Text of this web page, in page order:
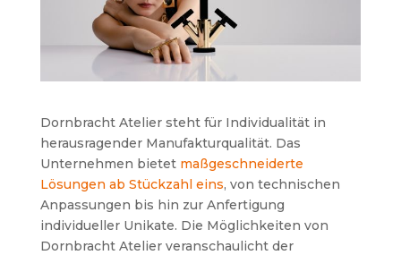
Dornbracht Atelier steht für Individualität in
herausragender Manufakturqualität. Das
Unternehmen bietet maßgeschneiderte
Lösungen ab Stückzahl eins, von technischen
Anpassungen bis hin zur Anfertigung
individueller Unikate. Die Möglichkeiten von
Dornbracht Atelier veranschaulicht der